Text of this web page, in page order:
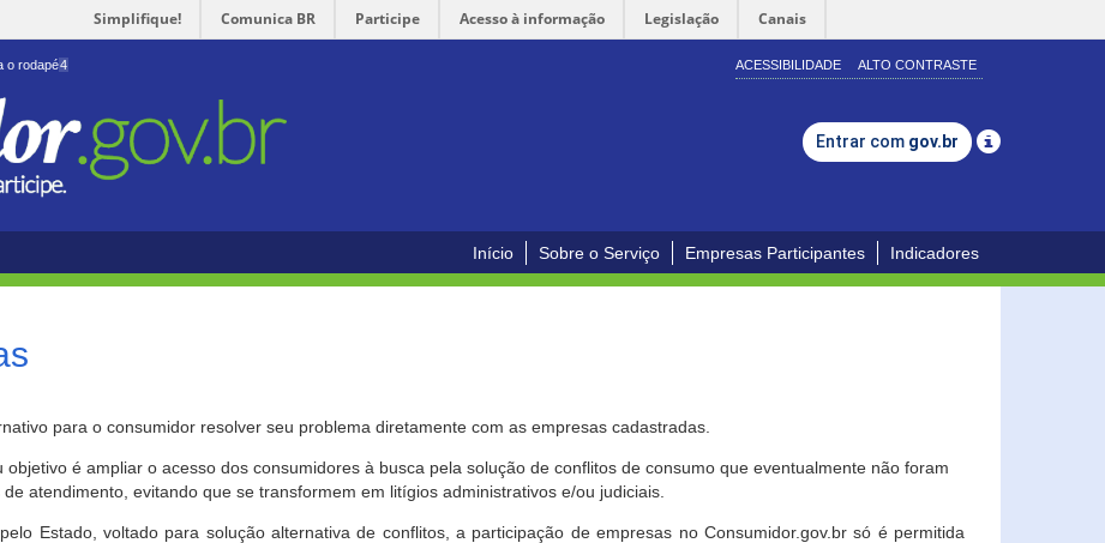
Simplifique! Comunica BR Participe Acesso à informação Legislação Canais
o rodapé4 ACESSIBILIDADE ALTO CONTRASTE
Entrar com gov.br
Início Sobre o Serviço Empresas Participantes Indicadores
para o consumidor resolver seu problema diretamente com as empresas cadastradas.
é ampliar o acesso dos consumidores à busca pela solução de conflitos de consumo que eventualmente não foram
atendimento, evitando que se transformem em litígios administrativos e/ou judiciais.
Estado, voltado para solução alternativa de conflitos, a participação de empresas no Consumidor.gov.br só é permitida